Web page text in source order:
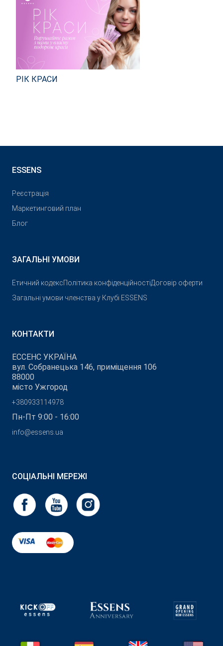
РІК КРАСИ
ESSENS
Реєстрація
Маркетинговий план
Блог
ЗАГАЛЬНІ УМОВИ
Етичний кодексПолітика конфіденційностіДоговір оферти
Загальні умови членства у Клубі ESSENS
КОНТАКТИ
ЕССЕНС УКРАЇНА
вул. Собранецька 146, приміщення 106
88000
місто Ужгород
+380933114978
Пн-Пт 9:00 - 16:00
info@essens.ua
СОЦІАЛЬНІ МЕРЕЖІ